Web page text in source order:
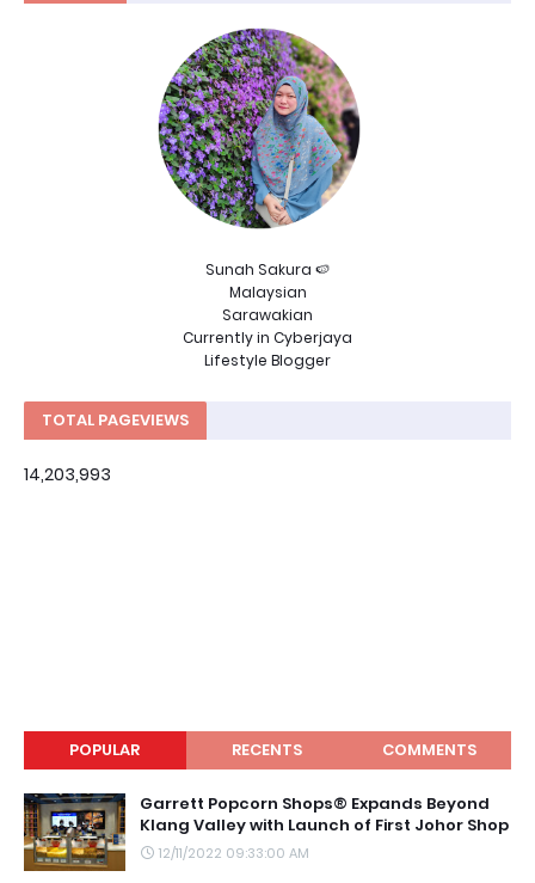
Sunah Sakura 🍉
Malaysian
Sarawakian
Currently in Cyberjaya
Lifestyle Blogger
TOTAL PAGEVIEWS
14,203,993
POPULAR RECENTS COMMENTS
Garrett Popcorn Shops® Expands Beyond
Klang Valley with Launch of First Johor Shop
12/11/2022 09:33:00 AM